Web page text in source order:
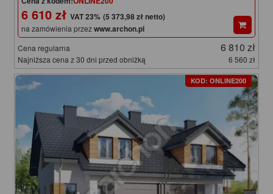
6 610 zł (5 373,98 zł netto)
na zamówienia przezwww.archon.pl
Cena regularna 6 810 zł
Najniższa cena z 30 dni przed obniżką 6 560 zł
KOD: ONLINE200